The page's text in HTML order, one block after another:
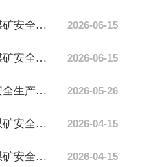
麟游县应急管理局2026年煤矿安全生产行政处罚案件公告（六） 2026-06-15
麟游县应急管理局2026年煤矿安全生产行政处罚案件公告（五） 2026-06-15
麟游县应急管理局2026年安全生产行政处罚案件公告（二） 2026-05-26
麟游县应急管理局2026年煤矿安全生产行政处罚案件公告（四） 2026-04-15
麟游县应急管理局2026年煤矿安全生产行政处罚案件公告（三） 2026-04-15